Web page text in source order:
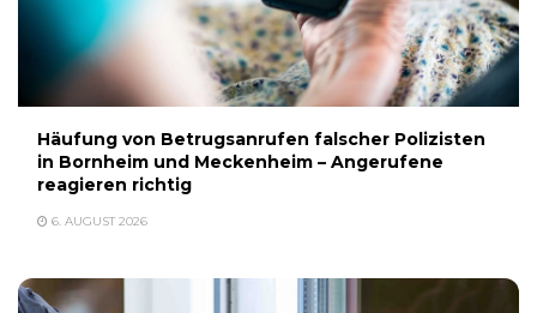
Häufung von Betrugsanrufen falscher Polizisten
in Bornheim und Meckenheim – Angerufene
reagieren richtig
6. AUGUST 2026